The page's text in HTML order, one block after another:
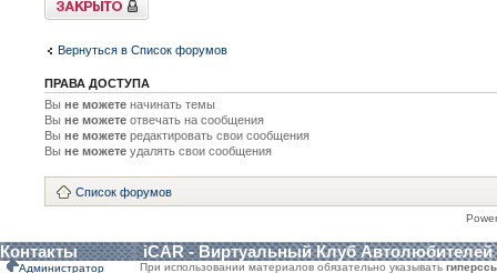
Вернуться в Список форумов
ПРАВА ДОСТУПА
Вы не можете начинать темы
Вы не можете отвечать на сообщения
Вы не можете редактировать свои сообщения
Вы не можете удалять свои сообщения
Список форумов
Контакты iCAR - Виртуальный Клуб Автолюбителей
Администратор
При использовании материалов обязательно указывать